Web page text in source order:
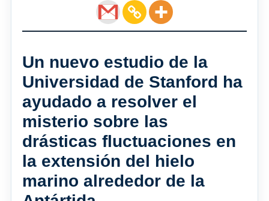
Un nuevo estudio de la
Universidad de Stanford ha
ayudado a resolver el
misterio sobre las
drásticas fluctuaciones en
la extensión del hielo
marino alrededor de la